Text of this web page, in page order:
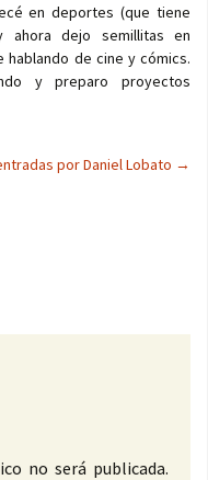
en deportes (que tiene
ahora dejo semillitas en
de cine y cómics.
y preparo proyectos
por Daniel Lobato →
no será publicada.